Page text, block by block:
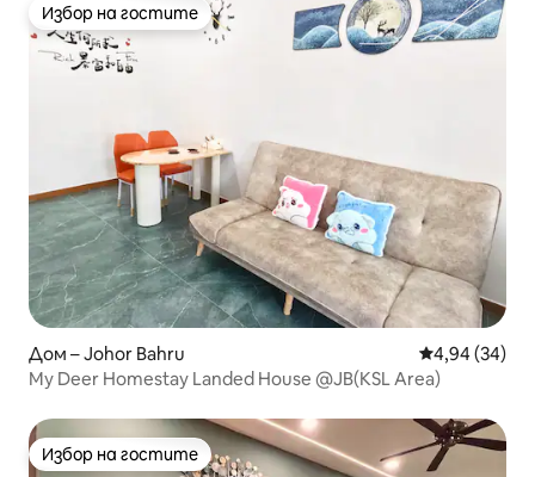
Избор на гостите
Избор на гостите
Дом – Johor Bahru Средна
4,94 (34)
My Deer Homestay Landed House @JB(KSL Area)
Избор на гостите
Избор на гостите